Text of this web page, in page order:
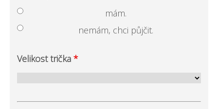
mám.
nemám, chci půjčit.
Velikost trička *